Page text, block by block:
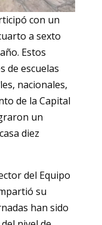
con un
a sexto
Estos
de escuelas
nacionales,
de la Capital
un
diez
del Equipo
su
han sido